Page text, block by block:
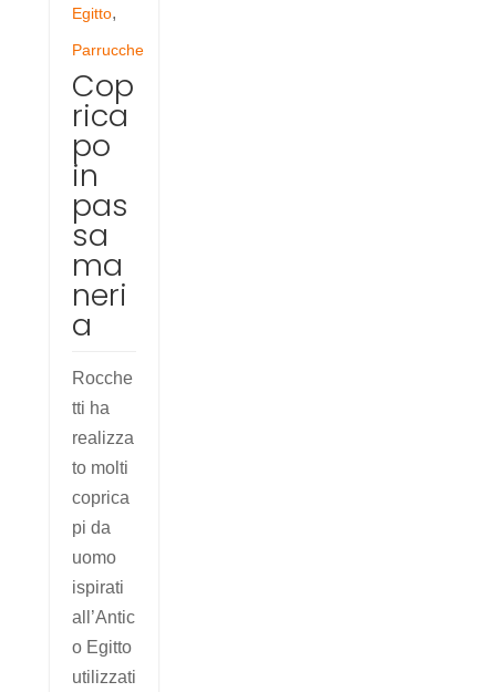
Egitto,
Parrucche
Cop
rica
po
in
pas
sa
ma
neri
a
Rocche
tti ha
realizza
to molti
coprica
pi da
uomo
ispirati
all’Antic
o Egitto
utilizzati